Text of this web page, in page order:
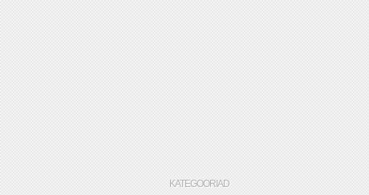
KATEGOORIAD